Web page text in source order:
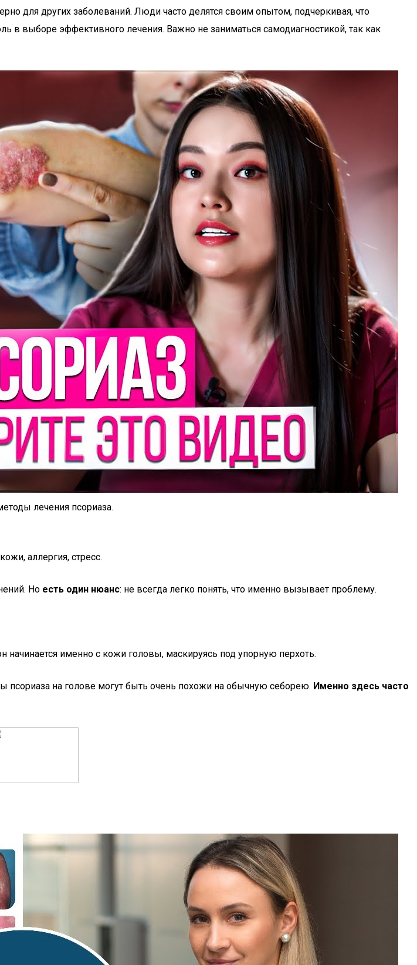
для других заболеваний. Люди часто делятся своим опытом, подчеркивая, что
в выборе эффективного лечения. Важно не заниматься самодиагностикой, так как
лечения псориаза.
аллергия, стресс.
Но есть один нюанс: не всегда легко понять, что именно вызывает проблему.
начинается именно с кожи головы, маскируясь под упорную перхоть.
псориаза на голове могут быть очень похожи на обычную себорею. Именно здесь часто